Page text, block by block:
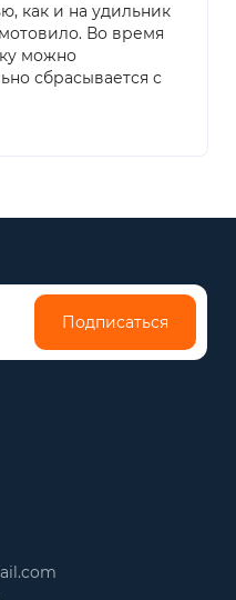
как и на удильник
Во время
можно
сбрасывается с
Подписаться